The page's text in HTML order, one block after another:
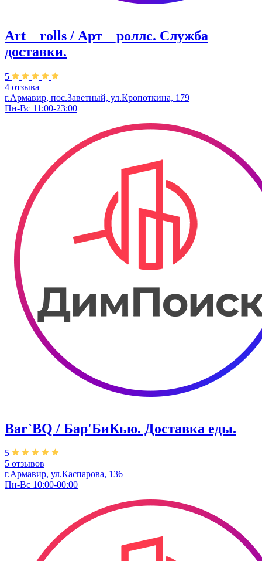
Art__rolls / Арт__роллс. Служба
доставки.
5
4 отзыва
г.Армавир, пос.Заветный, ул.Кропоткина, 179
Пн-Вс 11:00-23:00
Bar`BQ / Бар'БиКью. Доставка еды.
5
5 отзывов
г.Армавир, ул.Каспарова, 136
Пн-Вс 10:00-00:00